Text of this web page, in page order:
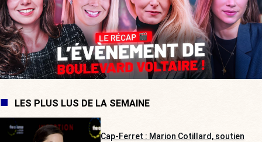
LES PLUS LUS DE LA SEMAINE
Cap-Ferret : Marion Cotillard, soutien